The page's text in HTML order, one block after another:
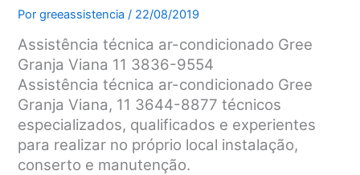
Porgreeassistencia/ 22/08/2019
Assistência técnica ar-condicionado Gree
Granja Viana 11 3836-9554
Assistência técnica ar-condicionado Gree
Granja Viana, 11 3644-8877 técnicos
especializados, qualificados e experientes
para realizar no próprio local instalação,
conserto e manutenção.